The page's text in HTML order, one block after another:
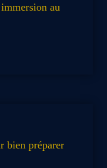
au
bien préparer